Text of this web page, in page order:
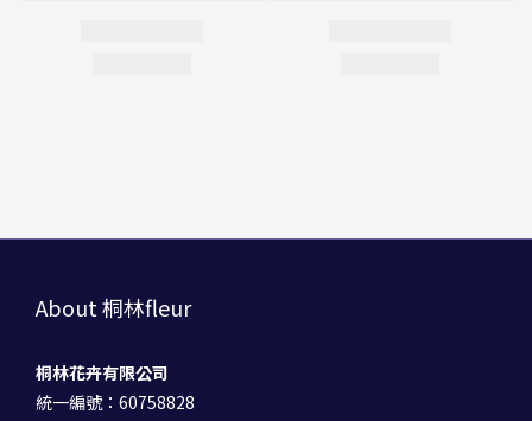
About 桐林fleur
桐林花卉有限公司
統一編號：60758828